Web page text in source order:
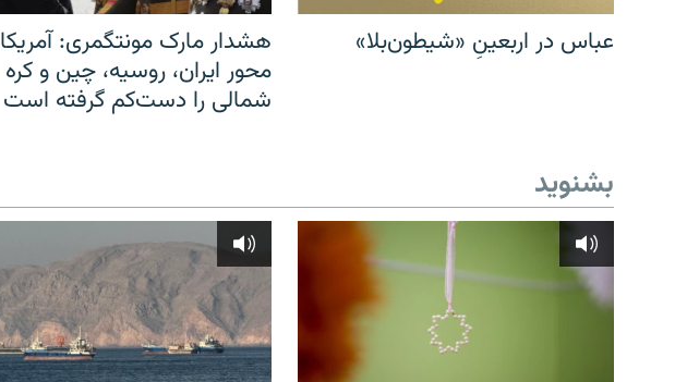
عباس در اربعینِ «شیطون‌بلا»
هشدار مارک مونتگمری: آمریکا
محور ایران، روسیه، چین و کره
شمالی را دست‌کم گرفته است
بشنوید